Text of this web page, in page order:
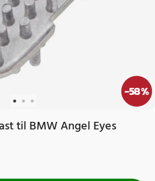
-58%
til BMW Angel Eyes